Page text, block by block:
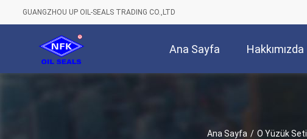
GUANGZHOU UP OIL-SEALS TRADING CO.,LTD
Ana Sayfa Hakkımızda
Ana Sayfa / O Yüzük Seti